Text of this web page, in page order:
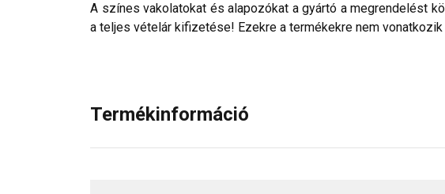
A színes vakolatokat és alapozókat a gyártó a megrendelést
a teljes vételár kifizetése! Ezekre a termékekre nem
Termékinformáció